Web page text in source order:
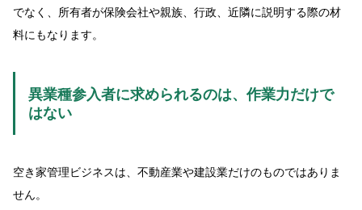
でなく、所有者が保険会社や親族、行政、近隣に説明する際の材
料にもなります。
異業種参入者に求められるのは、作業力だけで
はない
空き家管理ビジネスは、不動産業や建設業だけのものではありま
せん。